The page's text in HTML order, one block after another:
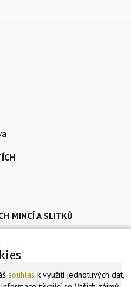
MINCÍ A SLITKŮ
NOVINKY
souhlas k využití jednotlivých dat,